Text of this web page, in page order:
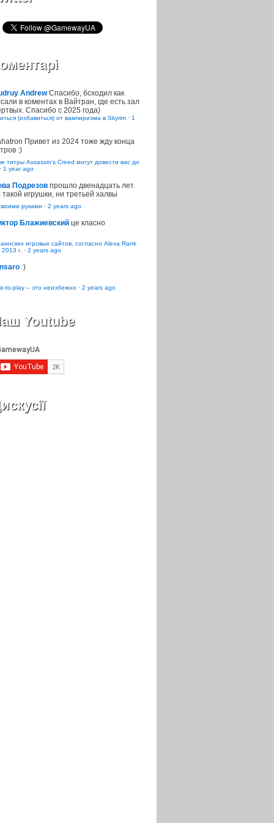
Andrew Спасибо, бсходил как
в коментах в Вайтран, где есть зал
Спасибо с 2025 года)
(избавиться) от вампиризма в Skyrim · 1
Привет из 2024 тоже жду конца
:)
титры Assassin’s Creed могут довести вас до
· 1 year ago
Подрезов прошло двенадцать лет.
такой игрушки, ни третьей халвьі
руками · 2 years ago
Блажиевский це класно
игровых сайтов, согласно Alexa Rank
г. · 2 years ago
:)
to-play – это неизбежно · 2 years ago
Youtube